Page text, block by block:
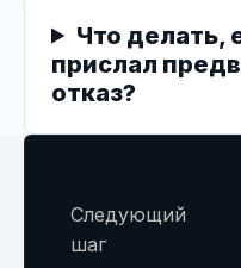
Что делать,
прислал
отказ?
Следующий
шаг